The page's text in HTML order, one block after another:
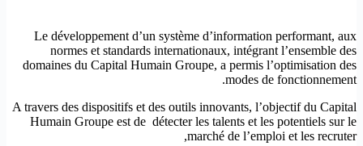
Le développement d’un système d’information performant, aux
normes et standards internationaux, intégrant l’ensemble des
domaines du Capital Humain Groupe, a permis l’optimisation des
modes de fonctionnement.
A travers des dispositifs et des outils innovants, l’objectif du Capital
Humain Groupe est de détecter les talents et les potentiels sur le
marché de l’emploi et les recruter,